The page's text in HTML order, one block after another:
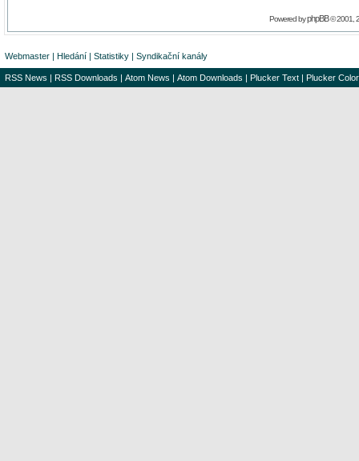
Powered byphpBB© 2001,
Webmaster | Hledání | Statistiky | Syndikační kanály
RSS News | RSS Downloads | Atom News | Atom Downloads | Plucker Text | Plucker Color